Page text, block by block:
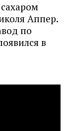
Аппер.
по
в